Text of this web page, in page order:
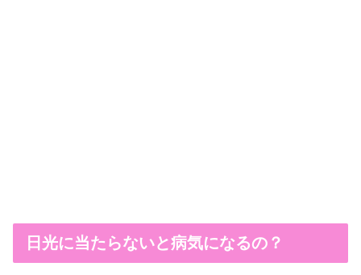
日光に当たらないと病気になるの？